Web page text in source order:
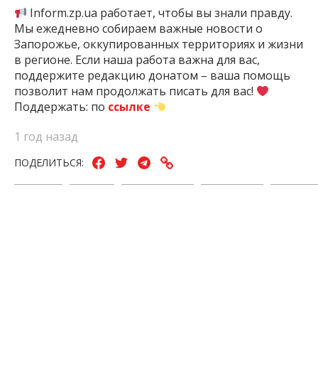
Inform.zp.ua работает, чтобы вы знали правду.
Мы ежедневно собираем важные новости о
Запорожье, оккупированных территориях и жизни
в регионе. Если наша работа важна для вас,
поддержите редакцию донатом – ваша помощь
позволит нам продолжать писать для вас!
Поддержать: по ссылке
1 год назад
ПОДЕЛИТЬСЯ: